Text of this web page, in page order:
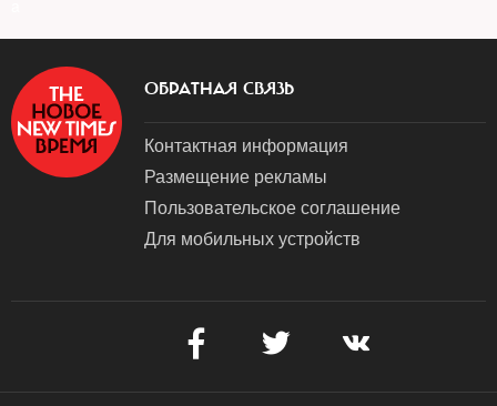
ОБРАТНАЯ СВЯЗЬ
Контактная информация
Размещение рекламы
Пользовательское соглашение
Для мобильных устройств